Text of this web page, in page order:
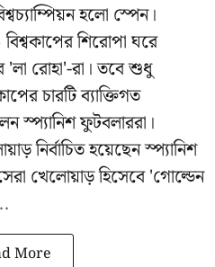
হলো স্পেন।
শিরোপা ঘরে
রোহা'-রা। তবে শুধু
চারটি ব্যাক্তিগত
স্প্যানিশ ফুটবলাররা।
নির্বাচিত হয়েছেন স্প্যানিশ
খেলোয়াড় হিসেবে 'গোল্ডেন
More